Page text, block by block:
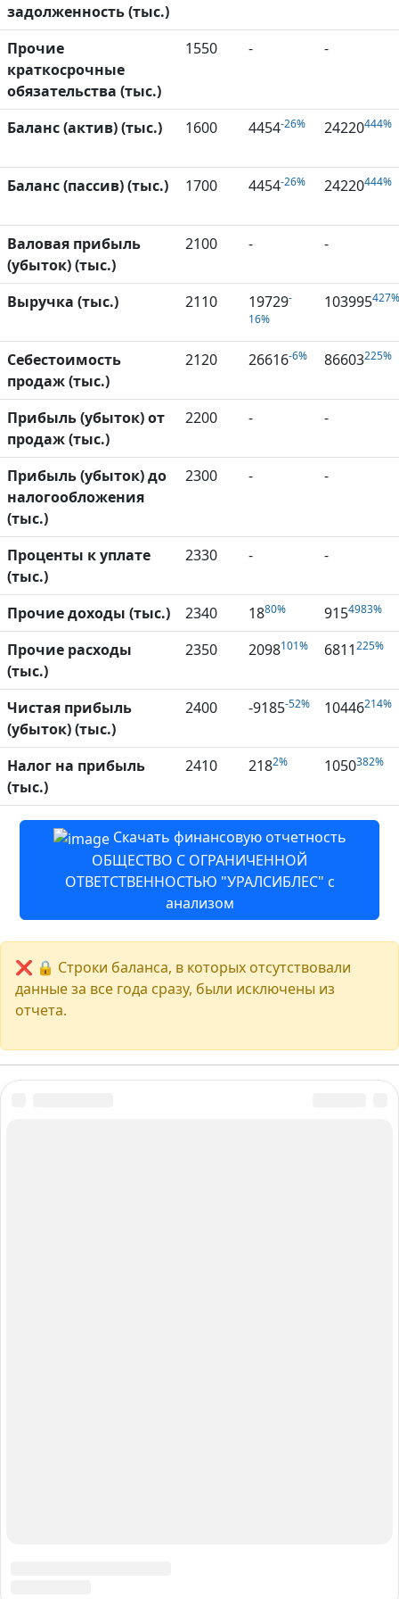
задолженность (тыс.)
Прочие
краткосрочные
обязательства (тыс.)
1550 - -
Баланс (актив) (тыс.) 1600 4454-26% 24220444%
Баланс (пассив) (тыс.) 1700 4454-26% 24220444%
Валовая прибыль
(убыток) (тыс.)
2100 - -
Выручка (тыс.) 2110 19729-
16%
103995427%
Себестоимость
продаж (тыс.)
2120 26616-6% 86603225%
Прибыль (убыток) от
продаж (тыс.)
2200 - -
Прибыль (убыток) до
налогообложения
(тыс.)
2300 - -
Проценты к уплате
(тыс.)
2330 - -
Прочие доходы (тыс.) 2340 1880% 9154983%
Прочие расходы
(тыс.)
2350 2098101% 6811225%
Чистая прибыль
(убыток) (тыс.)
2400 -9185-52% 10446214%
Налог на прибыль
(тыс.)
2410 2182% 1050382%
Скачать финансовую отчетность
ОБЩЕСТВО С ОГРАНИЧЕННОЙ
ОТВЕТСТВЕННОСТЬЮ "УРАЛСИБЛЕС" с
анализом
❌ 🔒 Строки баланса, в которых отсутствовали
данные за все года сразу, были исключены из
отчета.